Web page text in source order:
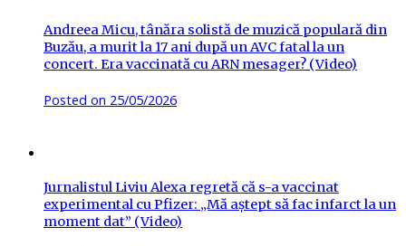
Andreea Micu, tânăra solistă de muzică populară din
Buzău, a murit la 17 ani după un AVC fatal la un
concert. Era vaccinată cu ARN mesager? (Video)
Posted on 25/05/2026
Jurnalistul Liviu Alexa regretă că s-a vaccinat
experimental cu Pfizer: „Mă aștept să fac infarct la un
moment dat” (Video)